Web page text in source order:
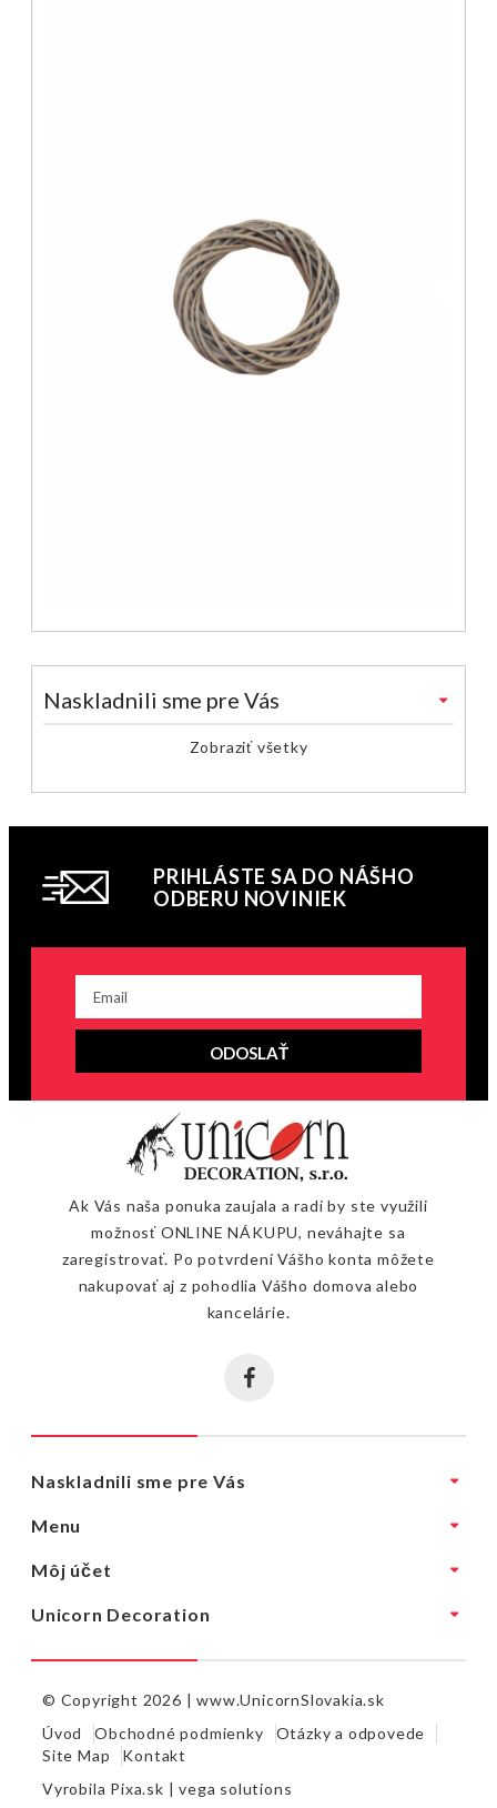
Naskladnili sme pre Vás
Zobraziť všetky
PRIHLÁSTE SA DO NÁŠHO
ODBERU NOVINIEK
ODOSLAŤ
Ak Vás naša ponuka zaujala a radi by ste využili
možnosť ONLINE NÁKUPU, neváhajte sa
zaregistrovať. Po potvrdení Vášho konta môžete
nakupovať aj z pohodlia Vášho domova alebo
kancelárie.
Naskladnili sme pre Vás
Menu
Môj účet
Unicorn Decoration
© Copyright 2026 |www.UnicornSlovakia.sk
Úvod
Obchodné podmienky
Otázky a odpovede
Site Map
Kontakt
Vyrobila Pixa.sk |vega solutions